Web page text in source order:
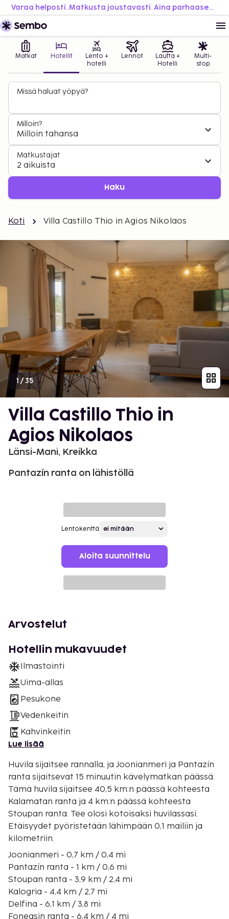
Varaa helposti. Matkusta joustavasti. Aina parhaaseen hintaan.
Matkat Hotellit
Lento +
hotelli
Lennot
Lautta +
Hotelli
Multi-
stop
Missä haluat yöpyä?
Milloin?
Milloin tahansa
Matkustajat
2 aikuista
Haku
Koti Villa Castillo Thio in Agios Nikolaos
1 /35
Villa Castillo Thio in
Agios Nikolaos
Länsi-Mani, Kreikka
Pantazín ranta on lähistöllä
Lentokenttä
Aloita suunnittelu
Arvostelut
Hotellin mukavuudet
Ilmastointi
Uima-allas
Pesukone
Vedenkeitin
Kahvinkeitin
Lue lisää
Huvila sijaitsee rannalla, ja Joonianmeri ja Pantazín
ranta sijaitsevat 15 minuutin kävelymatkan päässä.
Tämä huvila sijaitsee 40,5 km:n päässä kohteesta
Kalamatan ranta ja 4 km:n päässä kohteesta
Stoupan ranta. Tee olosi kotoisaksi huvilassasi.
Etäisyydet pyöristetään lähimpään 0,1 mailiin ja
kilometriin.
Joonianmeri - 0,7 km / 0,4 mi
Pantazín ranta - 1 km / 0,6 mi
Stoupan ranta - 3,9 km / 2,4 mi
Kalogria - 4,4 km / 2,7 mi
Delfina - 6,1 km / 3,8 mi
Foneasin ranta - 6,4 km / 4 mi